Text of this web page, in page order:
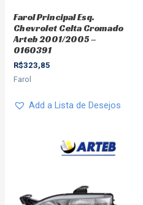
Farol Principal Esq.
Chevrolet Celta Cromado
Arteb 2001/2005 –
0160391
R$323,85
Farol
Add a Lista de Desejos